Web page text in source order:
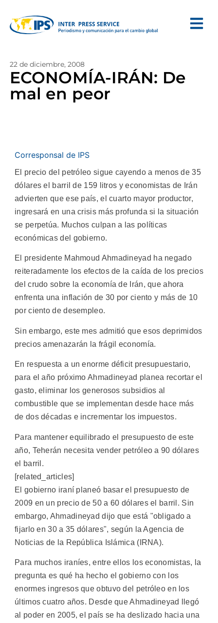
22 de diciembre, 2008
ECONOMÍA-IRÁN: De
mal en peor
Corresponsal de IPS
El precio del petróleo sigue cayendo a menos de 35
dólares el barril de 159 litros y economistas de Irán
advierten que ese país, el cuarto mayor productor,
ingresará en una crisis más profunda si la situación
se perpetúa. Muchos culpan a las políticas
económicas del gobierno.
El presidente Mahmoud Ahmadineyad ha negado
reiteradamente los efectos de la caída de los precios
del crudo sobre la economía de Irán, que ahora
enfrenta una inflación de 30 por ciento y más de 10
por ciento de desempleo.
Sin embargo, este mes admitió que esos deprimidos
precios amenazarán la frágil economía.
En respuesta a un enorme déficit presupuestario,
para el año próximo Ahmadineyad planea recortar el
gasto, eliminar los generosos subsidios al
combustible que se implementan desde hace más
de dos décadas e incrementar los impuestos.
Para mantener equilibrado el presupuesto de este
año, Teherán necesita vender petróleo a 90 dólares
el barril.
[related_articles]
El gobierno iraní planeó basar el presupuesto de
2009 en un precio de 50 a 60 dólares el barril. Sin
embargo, Ahmadineyad dijo que está "obligado a
fijarlo en 30 a 35 dólares", según la Agencia de
Noticias de la República Islámica (IRNA).
Para muchos iraníes, entre ellos los economistas, la
pregunta es qué ha hecho el gobierno con los
enormes ingresos que obtuvo del petróleo en los
últimos cuatro años. Desde que Ahmadineyad llegó
al poder en 2005, el país se ha deslizado hacia una